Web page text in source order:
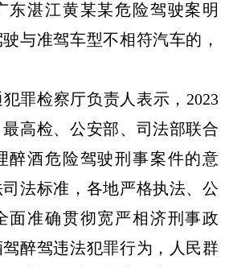
东湛江黄某某危险驾驶案明
与准驾车型不相符汽车的，
检察厅负责人表示，2023
高检、公安部、司法部联合
醉酒危险驾驶刑事案件的意
法标准，各地严格执法、公
面准确贯彻宽严相济刑事政
醉驾违法犯罪行为，人民群